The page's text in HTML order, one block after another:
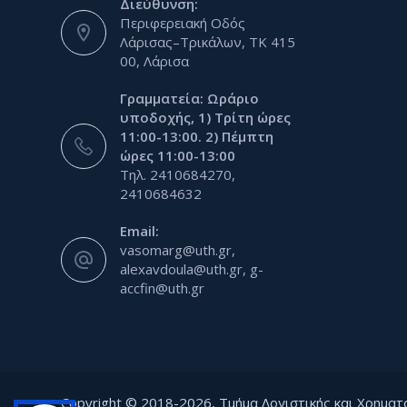
Διεύθυνση:
Περιφερειακή Οδός
Λάρισας–Τρικάλων, ΤΚ 415
00, Λάρισα
Γραμματεία: Ωράριο
υποδοχής, 1) Τρίτη ώρες
11:00-13:00. 2) Πέμπτη
ώρες 11:00-13:00
Τηλ. 2410684270,
2410684632
Email:
vasomarg@uth.gr,
alexavdoula@uth.gr, g-
accfin@uth.gr
Copyright © 2018-2026, Τμήμα Λογιστικής και